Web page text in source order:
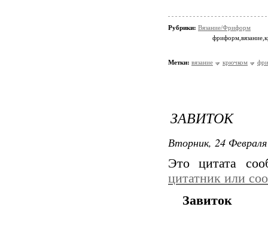
Рубрики: Вязание/Фриформ
Метки: вязание крючком
ЗАВИТОК
Вторник, 24
Это цитата
цитатник или
Завиток